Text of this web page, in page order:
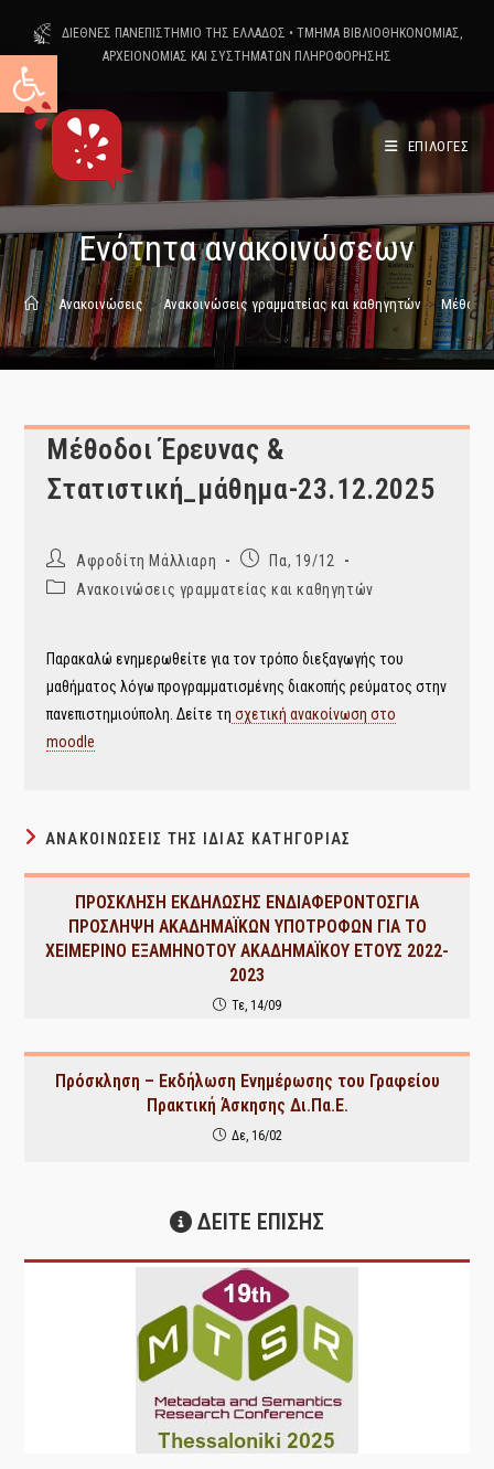
Ανοίξτε τη γραμμή εργαλείων
content
ΔΙΕΘΝΕΣ ΠΑΝΕΠΙΣΤΗΜΙΟ ΤΗΣ ΕΛΛΑΔΟΣ • ΤΜΗΜΑ ΒΙΒΛΙΟΘΗΚΟΝΟΜΙΑΣ,
ΑΡΧΕΙΟΝΟΜΙΑΣ ΚΑΙ ΣΥΣΤΗΜΑΤΩΝ ΠΛΗΡΟΦΟΡΗΣΗΣ
ΕΠΙΛΟΓΕΣ
Ενότητα ανακοινώσεων
> Ανακοινώσεις > Ανακοινώσεις γραμματείας και καθηγητών > Μέθοδοι
Μέθοδοι Έρευνας &
Στατιστική_μάθημα-23.12.2025
Post
author:
Αφροδίτη Μάλλιαρη
PostΠα, 19/12
PostΑνακοινώσεις γραμματείας και καθηγητών
Παρακαλώ ενημερωθείτε για τον τρόπο διεξαγωγής του
μαθήματος λόγω προγραμματισμένης διακοπής ρεύματος στην
πανεπιστημιούπολη. Δείτε τη σχετική ανακοίνωση στο
moodle
ΑΝΑΚΟΙΝΏΣΕΙΣ ΤΗΣ ΊΔΙΑΣ ΚΑΤΗΓΟΡΊΑΣ
ΠΡΟΣΚΛΗΣΗ ΕΚΔΗΛΩΣΗΣ ΕΝΔΙΑΦΕΡΟΝΤΟΣΓΙΑ
ΠΡΟΣΛΗΨΗ ΑΚΑΔΗΜΑΪΚΩΝ ΥΠΟΤΡΟΦΩΝ ΓΙΑ ΤΟ
ΧΕΙΜΕΡΙΝΟ ΕΞΑΜΗΝΟΤΟΥ ΑΚΑΔΗΜΑΪΚΟΥ ΕΤΟΥΣ 2022-
2023
Τε, 14/09
Πρόσκληση – Εκδήλωση Ενημέρωσης του Γραφείου
Πρακτική Άσκησης Δι.Πα.Ε.
Δε, 16/02
ΔΕΙΤΕ ΕΠΙΣΗΣ